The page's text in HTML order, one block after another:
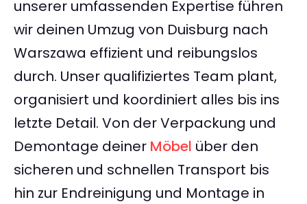
unserer umfassenden Expertise führen
wir deinen Umzug von Duisburg nach
Warszawa effizient und reibungslos
durch. Unser qualifiziertes Team plant,
organisiert und koordiniert alles bis ins
letzte Detail. Von der Verpackung und
Demontage deiner Möbel über den
sicheren und schnellen Transport bis
hin zur Endreinigung und Montage in